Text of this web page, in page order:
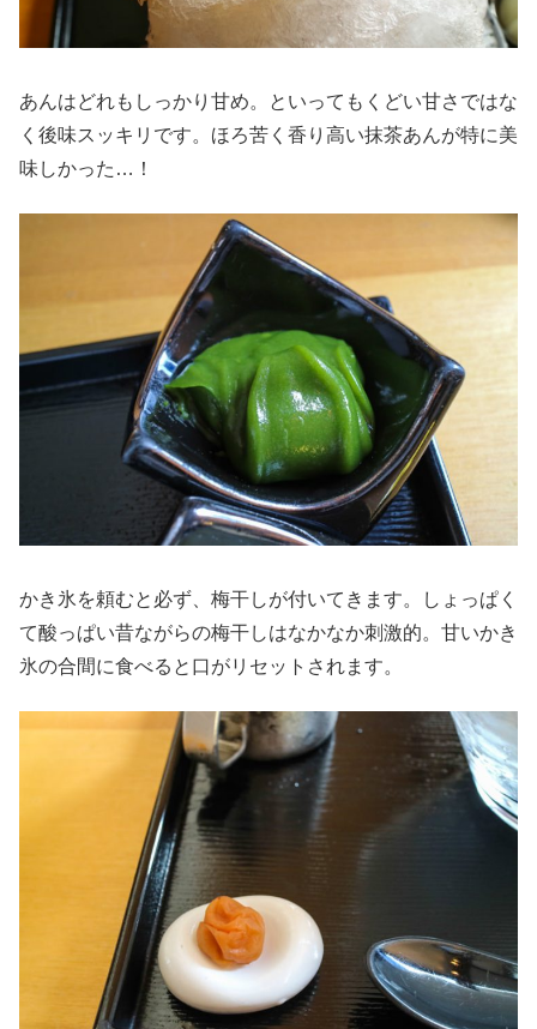
あんはどれもしっかり甘め。といってもくどい甘さではな
く後味スッキリです。ほろ苦く香り高い抹茶あんが特に美
味しかった…！
かき氷を頼むと必ず、梅干しが付いてきます。しょっぱく
て酸っぱい昔ながらの梅干しはなかなか刺激的。甘いかき
氷の合間に食べると口がリセットされます。